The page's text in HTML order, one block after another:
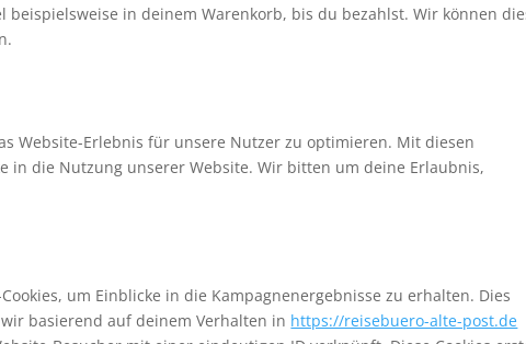
in deinem Warenkorb, bis du bezahlst. Wir können
Website-Erlebnis für unsere Nutzer zu optimieren. Mit diesen
in die Nutzung unserer Website. Wir bitten um deine Erlaubnis,
um Einblicke in die Kampagnenergebnisse zu erhalten. Dies
basierend auf deinem Verhalten in https://reisebuero-alte-post.de